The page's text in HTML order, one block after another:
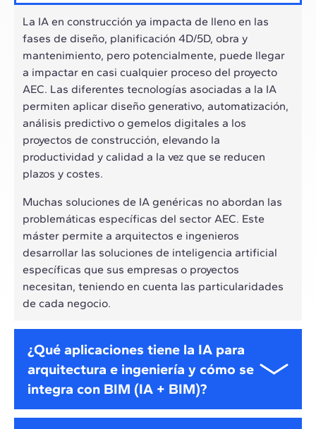
La IA en construcción ya impacta de lleno en las
fases de diseño, planificación 4D/5D, obra y
mantenimiento, pero potencialmente, puede llegar
a impactar en casi cualquier proceso del proyecto
AEC. Las diferentes tecnologías asociadas a la IA
permiten aplicar diseño generativo, automatización,
análisis predictivo o gemelos digitales a los
proyectos de construcción, elevando la
productividad y calidad a la vez que se reducen
plazos y costes.
Muchas soluciones de IA genéricas no abordan las
problemáticas específicas del sector AEC. Este
máster permite a arquitectos e ingenieros
desarrollar las soluciones de inteligencia artificial
específicas que sus empresas o proyectos
necesitan, teniendo en cuenta las particularidades
de cada negocio.
¿Qué aplicaciones tiene la IA para
arquitectura e ingeniería y cómo se
integra con BIM (IA + BIM)?